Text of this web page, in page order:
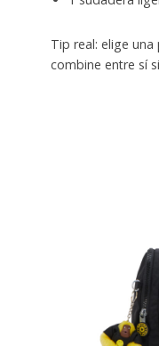
Tip real: elige
combine entre sí